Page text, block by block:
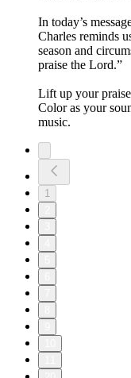
In today’s
Charles reminds
season and
praise the Lord.”
Lift up your
Color as your
music.
1